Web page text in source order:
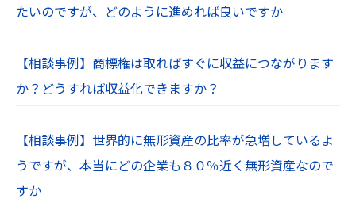
たいのですが、どのように進めれば良いですか
【相談事例】商標権は取ればすぐに収益につながります
か？どうすれば収益化できますか？
【相談事例】世界的に無形資産の比率が急増しているよ
うですが、本当にどの企業も８０％近く無形資産なので
すか